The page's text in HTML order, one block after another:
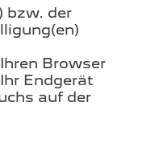
bzw. der
Browser
Endgerät
auf der